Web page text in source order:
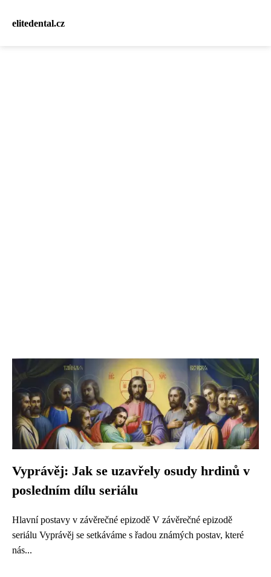
elitedental.cz
Vyprávěj: Jak se uzavřely osudy hrdinů v
posledním dílu seriálu
Hlavní postavy v závěrečné epizodě V závěrečné epizodě
seriálu Vyprávěj se setkáváme s řadou známých postav, které
nás...